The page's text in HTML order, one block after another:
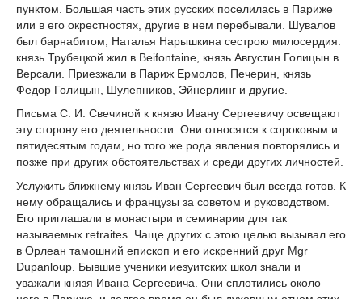
пунктом. Большая часть этих русских поселилась в Париже
или в его окрестностях, другие в нем перебывали. Шувалов
был барнабитом, Наталья Нарышкина сестрою милосердия.
князь Трубецкой жил в Beifontaine, князь Августин Голицын в
Версали. Приезжали в Париж Ермолов, Печерин, князь
Федор Голицын, Шулепников, Эйнерлинг и другие.
Письма С. И. Свечиной к князю Ивану Сергеевичу освещают
эту сторону его деятельности. Они относятся к сороковым и
пятидесятым годам, но того же рода явления повторялись и
позже при других обстоятельствах и среди других личностей.
Услужить ближнему князь Иван Сергеевич был всегда готов. К
нему обращались и французы за советом и руководством.
Его приглашали в монастыри и семинарии для так
называемых retraites. Чаще других с этою целью вызывал его
в Орлеан тамошний епископ и его искренний друг Mgr
Dupanloup. Бывшие ученики иезуитских школ знали и
уважали князя Ивана Сергеевича. Они сплотились около